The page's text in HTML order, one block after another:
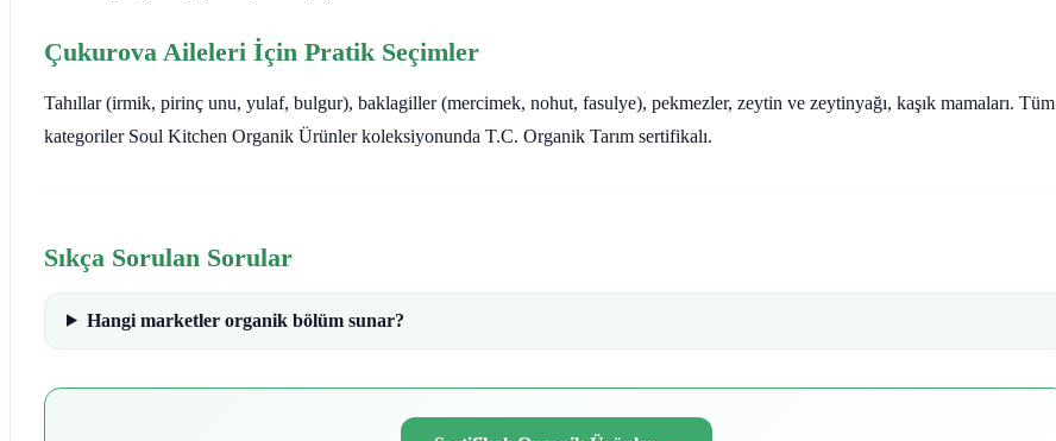
Çukurova Aileleri İçin Pratik Seçimler
Tahıllar (irmik, pirinç unu, yulaf, bulgur), baklagiller (mercimek, nohut, fasulye), pekmezler, zeytin ve zeytinyağı, kaşık mamaları. Tüm
kategoriler Soul Kitchen Organik Ürünler koleksiyonunda T.C. Organik Tarım sertifikalı.
Sıkça Sorulan Sorular
Hangi marketler organik bölüm sunar?